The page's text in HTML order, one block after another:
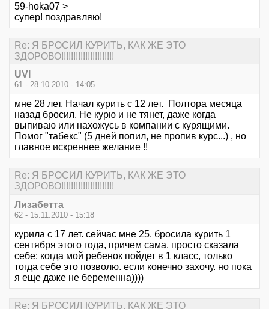
59-hoka07 >
супер! поздравляю!
Re: Я БРОСИЛ КУРИТЬ, КАК ЖЕ ЭТО
ЗДОРОВО!!!!!!!!!!!!!!!!!!!!!!
UVI
61 - 28.10.2010 - 14:05
мне 28 лет. Начал курить с 12 лет. Полтора месяца
назад бросил. Не курю и не тянет, даже когда
выпиваю или нахожусь в компании с курящими.
Помог "табекс" (5 дней попил, не пропив курс...) , но
главное искреннее желание !!
Re: Я БРОСИЛ КУРИТЬ, КАК ЖЕ ЭТО
ЗДОРОВО!!!!!!!!!!!!!!!!!!!!!!
Лизабетта
62 - 15.11.2010 - 15:18
курила с 17 лет. сейчас мне 25. бросила курить 1
сентября этого года, причем сама. просто сказала
себе: когда мой ребенок пойдет в 1 класс, только
тогда себе это позволю. если конечно захочу. но пока
я еще даже не беременна))))
Re: Я БРОСИЛ КУРИТЬ, КАК ЖЕ ЭТО